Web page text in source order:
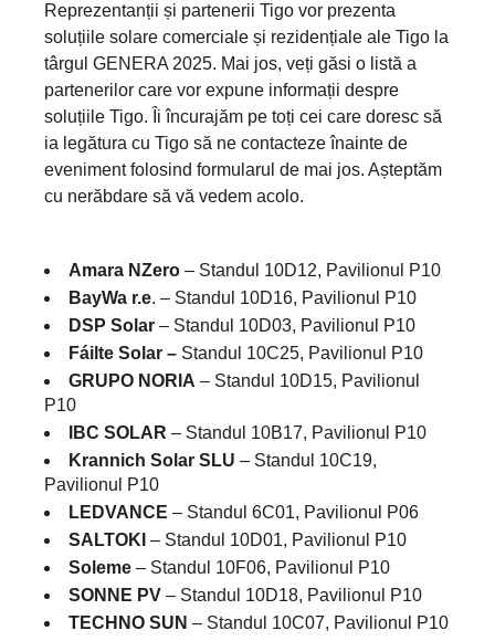
Reprezentanții și partenerii Tigo vor prezenta
soluțiile solare comerciale și rezidențiale ale Tigo la
târgul GENERA 2025. Mai jos, veți găsi o listă a
partenerilor care vor expune informații despre
soluțiile Tigo. Îi încurajăm pe toți cei care doresc să
ia legătura cu Tigo să ne contacteze înainte de
eveniment folosind formularul de mai jos. Așteptăm
cu nerăbdare să vă vedem acolo.
Amara NZero – Standul 10D12, Pavilionul P10
BayWa r.e. – Standul 10D16, Pavilionul P10
DSP Solar – Standul 10D03, Pavilionul P10
Fáilte Solar – Standul 10C25, Pavilionul P10
GRUPO NORIA – Standul 10D15, Pavilionul
P10
IBC SOLAR – Standul 10B17, Pavilionul P10
Krannich Solar SLU – Standul 10C19,
Pavilionul P10
LEDVANCE – Standul 6C01, Pavilionul P06
SALTOKI – Standul 10D01, Pavilionul P10
Soleme – Standul 10F06, Pavilionul P10
SONNE PV – Standul 10D18, Pavilionul P10
TECHNO SUN – Standul 10C07, Pavilionul P10